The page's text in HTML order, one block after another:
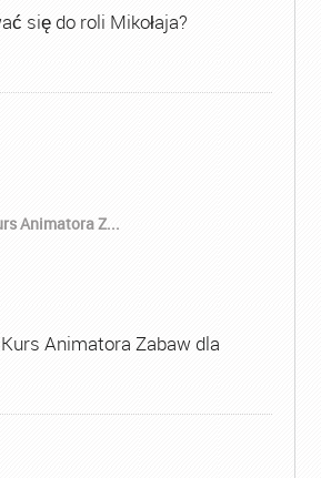
się do roli Mikołaja?
Animatora Z...
Animatora Zabaw dla